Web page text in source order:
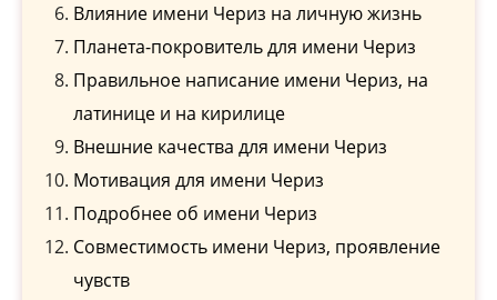
Влияние имени Чериз на личную жизнь
Планета-покровитель для имени Чериз
Правильное написание имени Чериз, на
латинице и на кирилице
Внешние качества для имени Чериз
Мотивация для имени Чериз
Подробнее об имени Чериз
Совместимость имени Чериз, проявление
чувств